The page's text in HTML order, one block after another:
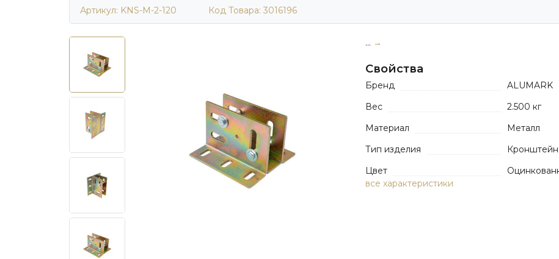
Артикул: KNS-M-2-120 Код Товара: 3016196
... →
Свойства
Бренд
ALUMARK
Вес
2.500 кг
Материал
Металл
Тип изделия
Кронштейн
Цвет
все характеристики